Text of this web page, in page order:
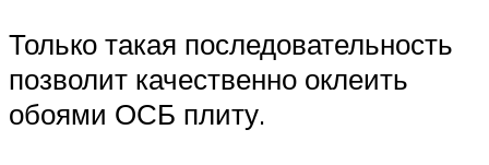
Только такая последовательность
позволит качественно оклеить
обоями ОСБ плиту.